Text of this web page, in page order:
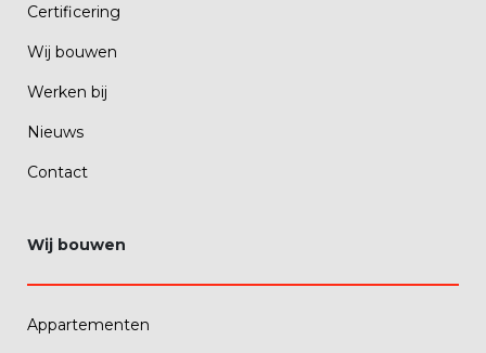
Certificering
Wij bouwen
Werken bij
Nieuws
Contact
Wij bouwen
Appartementen